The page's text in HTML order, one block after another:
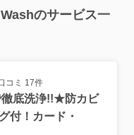
のサービス一
コミ 17件
底洗浄!!★防カビ
付！カード・